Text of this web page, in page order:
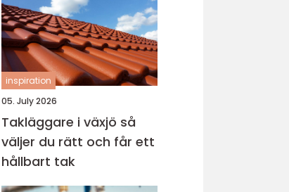
inspiration
05. July 2026
Takläggare i växjö så
väljer du rätt och får ett
hållbart tak